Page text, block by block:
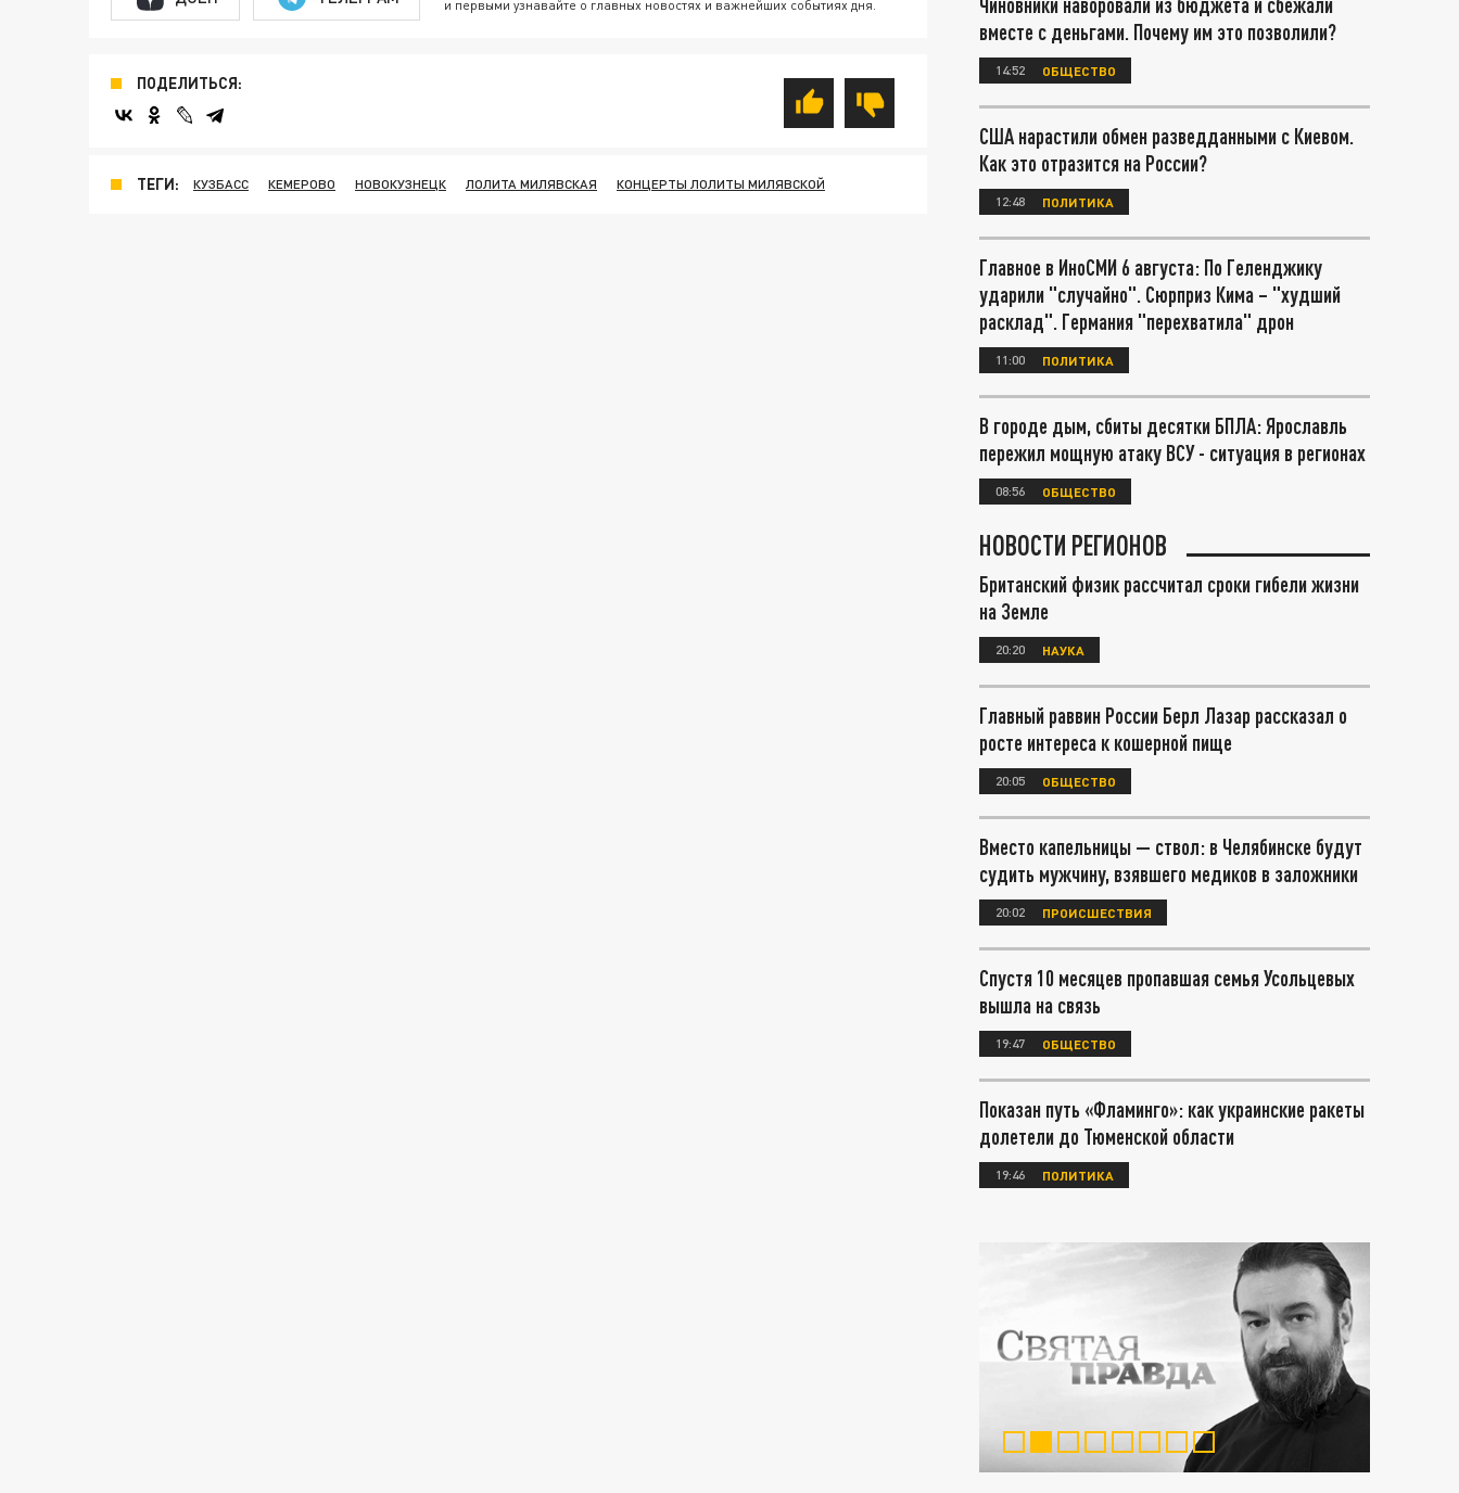
и первыми узнавайте о главных новостях и важнейших событиях дня.
ПОДЕЛИТЬСЯ:
ТЕГИ: КУЗБАСС КЕМЕРОВО НОВОКУЗНЕЦК ЛОЛИТА МИЛЯВСКАЯ КОНЦЕРТЫ ЛОЛИТЫ МИЛЯВСКОЙ
вместе с деньгами. Почему им это позволили?
14:52 ОБЩЕСТВО
США нарастили обмен разведданными с Киевом.
Как это отразится на России?
12:48 ПОЛИТИКА
Главное в ИноСМИ 6 августа: По Геленджику
ударили "случайно". Сюрприз Кима – "худший
расклад". Германия "перехватила" дрон
11:00 ПОЛИТИКА
В городе дым, сбиты десятки БПЛА: Ярославль
пережил мощную атаку ВСУ - ситуация в регионах
08:56 ОБЩЕСТВО
НОВОСТИ РЕГИОНОВ
Британский физик рассчитал сроки гибели жизни
на Земле
20:20 НАУКА
Главный раввин России Берл Лазар рассказал о
росте интереса к кошерной пище
20:05 ОБЩЕСТВО
Вместо капельницы — ствол: в Челябинске будут
судить мужчину, взявшего медиков в заложники
20:02 ПРОИСШЕСТВИЯ
Спустя 10 месяцев пропавшая семья Усольцевых
вышла на связь
19:47 ОБЩЕСТВО
Показан путь «Фламинго»: как украинские ракеты
долетели до Тюменской области
19:46 ПОЛИТИКА